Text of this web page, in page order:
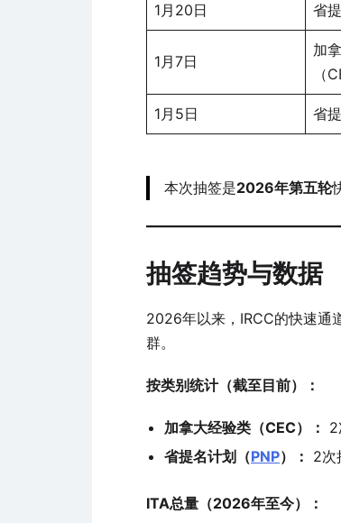
1月20日 省
1月7日
加
（
1月5日 省
本次抽签是2026年第五轮
抽签趋势与数据
2026年以来，IRCC的快速通
群。
按类别统计（截至目前）：
加拿大经验类（CEC）：
省提名计划（PNP）： 2次
ITA总量（2026年至今）：